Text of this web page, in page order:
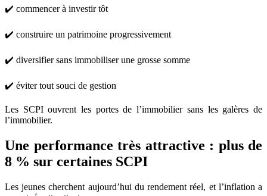
✔️ commencer à investir tôt
✔️ construire un patrimoine progressivement
✔️ diversifier sans immobiliser une grosse somme
✔️ éviter tout souci de gestion
Les SCPI ouvrent les portes de l’immobilier sans les galères de
l’immobilier.
Une performance très attractive : plus de
8 % sur certaines SCPI
Les jeunes cherchent aujourd’hui du rendement réel, et l’inflation a